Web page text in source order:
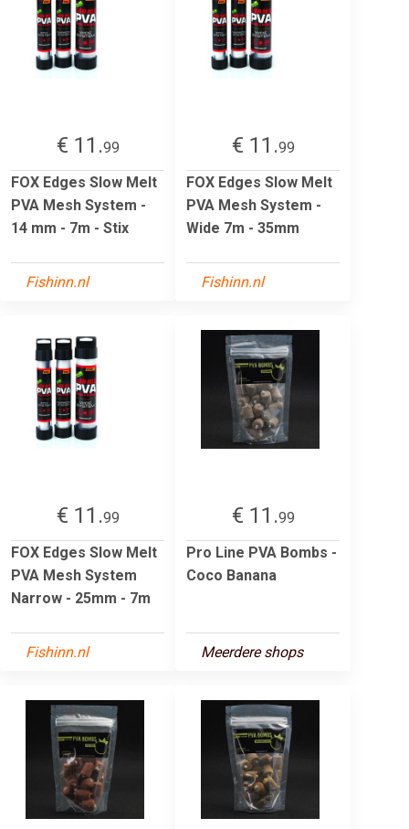
€ 11.99
FOX Edges Slow Melt
PVA Mesh System -
14 mm - 7m - Stix
Fishinn.nl
€ 11.99
FOX Edges Slow Melt
PVA Mesh System -
Wide 7m - 35mm
Fishinn.nl
€ 11.99
FOX Edges Slow Melt
PVA Mesh System
Narrow - 25mm - 7m
Fishinn.nl
€ 11.99
Pro Line PVA Bombs -
Coco Banana
Meerdere shops